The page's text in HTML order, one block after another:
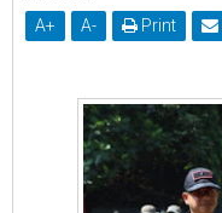
A+ A- Print